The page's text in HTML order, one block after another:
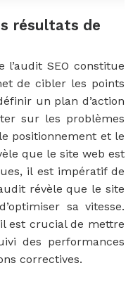
résultats de
l’audit SEO constitue
de cibler les points
un plan d’action
sur les problèmes
positionnement et le
que le site web est
il est impératif de
révèle que le site
sa vitesse.
est crucial de mettre
des performances
correctives.